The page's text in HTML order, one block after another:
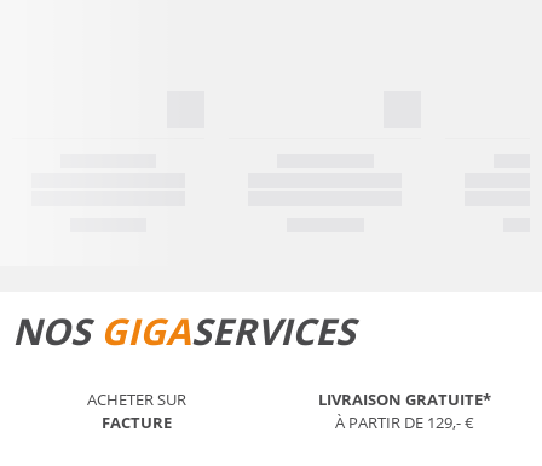
NOS GIGASERVICES
ACHETER SUR
FACTURE
LIVRAISON GRATUITE*
À PARTIR DE 129,- €